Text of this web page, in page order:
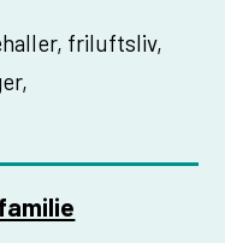
friluftsliv,